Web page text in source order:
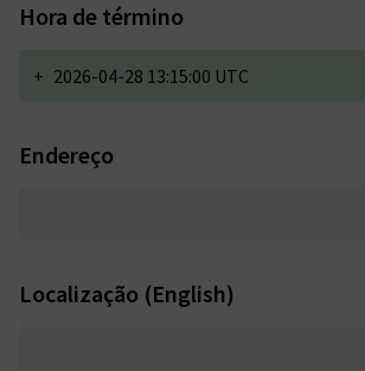
Hora de término
+ 2026-04-28 13:15:00 UTC
Endereço
Localização (English)